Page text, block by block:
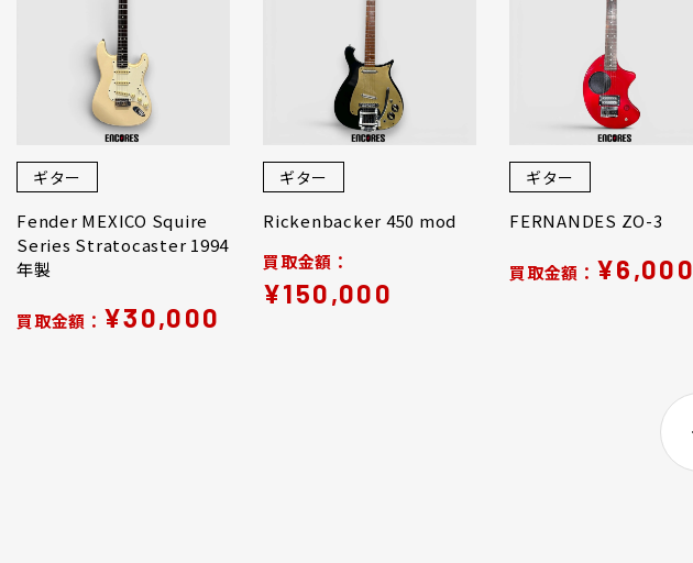
ギター
Fender MEXICO Squire
Series Stratocaster 1994
年製
買取金額： ¥30,000
ギター
Rickenbacker 450 mod
買取金額：
¥150,000
ギター
FERNANDES ZO-3
買取金額： ¥6,000